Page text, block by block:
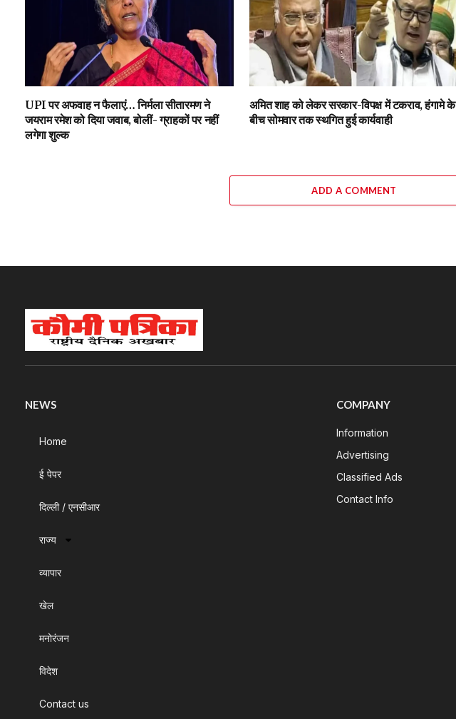
UPI पर अफवाह न फैलाएं… निर्मला सीतारमण ने
जयराम रमेश को दिया जवाब, बोलीं- ग्राहकों पर नहीं
लगेगा शुल्क
अमित शाह को लेकर सरकार-विपक्ष में टकराव, हंगामे के
बीच सोमवार तक स्थगित हुई कार्यवाही
ADD A COMMENT
NEWS
Home
ई पेपर
दिल्ली / एनसीआर
राज्य
व्यापार
खेल
मनोरंजन
विदेश
Contact us
COMPANY
Information
Advertising
Classified Ads
Contact Info